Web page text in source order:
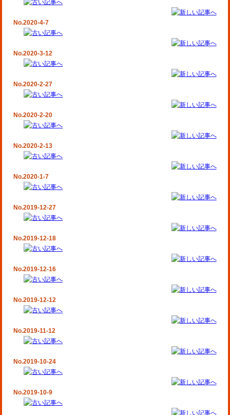
No.2020-4-7
No.2020-3-12
No.2020-2-27
No.2020-2-20
No.2020-2-13
No.2020-1-7
No.2019-12-27
No.2019-12-18
No.2019-12-16
No.2019-12-12
No.2019-11-12
No.2019-10-24
No.2019-10-9